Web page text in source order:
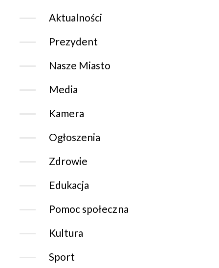
Aktualności
Prezydent
Nasze Miasto
Media
Kamera
Ogłoszenia
Zdrowie
Edukacja
Pomoc społeczna
Kultura
Sport